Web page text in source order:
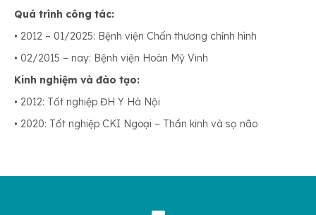
Quá trình công tác:
• 2012 – 01/2025: Bệnh viện Chấn thương chỉnh hình
• 02/2015 – nay: Bệnh viện Hoàn Mỹ Vinh
Kinh nghiệm và đào tạo:
• 2012: Tốt nghiệp ĐH Y Hà Nội
• 2020: Tốt nghiệp CKI Ngoại – Thần kinh và sọ não